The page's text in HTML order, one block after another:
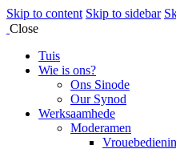
Skip to content Skip to sidebar
Close
Tuis
Wie is ons?
Ons Sinode
Our Synod
Werksaamhede
Moderamen